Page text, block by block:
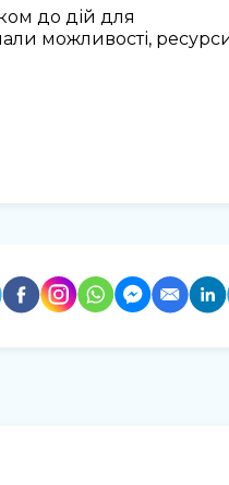
до дій для
можливості,